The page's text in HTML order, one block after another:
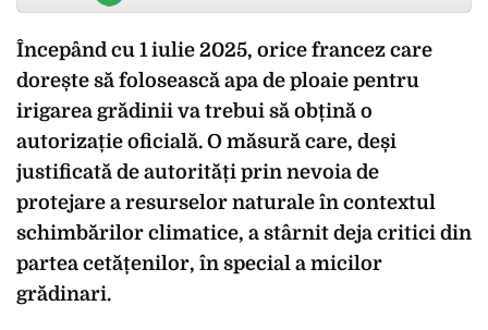
Începând cu 1 iulie 2025, orice francez care
dorește să folosească apa de ploaie pentru
irigarea grădinii va trebui să obțină o
autorizație oficială. O măsură care, deși
justificată de autorități prin nevoia de
protejare a resurselor naturale în contextul
schimbărilor climatice, a stârnit deja critici din
partea cetățenilor, în special a micilor
grădinari.